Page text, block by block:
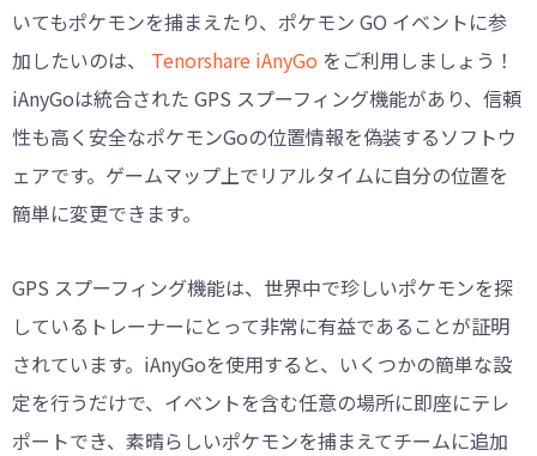
いてもポケモンを捕まえたり、ポケモン GO イベントに参
加したいのは、 Tenorshare iAnyGo をご利用しましょう！
iAnyGoは統合された GPS スプーフィング機能があり、信頼
性も高く安全なポケモンGoの位置情報を偽装するソフトウ
ェアです。ゲームマップ上でリアルタイムに自分の位置を
簡単に変更できます。
GPS スプーフィング機能は、世界中で珍しいポケモンを探
しているトレーナーにとって非常に有益であることが証明
されています。iAnyGoを使用すると、いくつかの簡単な設
定を行うだけで、イベントを含む任意の場所に即座にテレ
ポートでき、素晴らしいポケモンを捕まえてチームに追加